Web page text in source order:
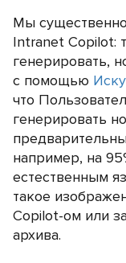
Мы
Intranet Copilot:
генерировать,
с помощью
что
генерировать
например, на
естественным
такое
Copilot-ом или
архива.